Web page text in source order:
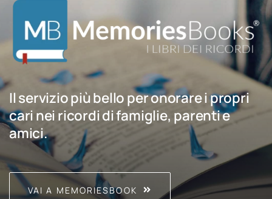
Il servizio più bello per onorare i propri
cari nei ricordi di famiglie, parenti e
amici.
VAI A MEMORIESBOOK